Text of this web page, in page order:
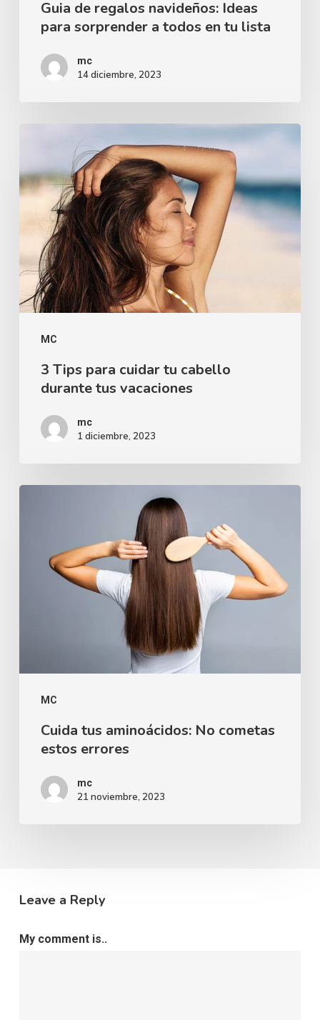
Guia de regalos navideños: Ideas
para sorprender a todos en tu lista
mc
14 diciembre, 2023
MC
3 Tips para cuidar tu cabello
durante tus vacaciones
mc
1 diciembre, 2023
MC
Cuida tus aminoácidos: No cometas
estos errores
mc
21 noviembre, 2023
Leave a Reply
My comment is..